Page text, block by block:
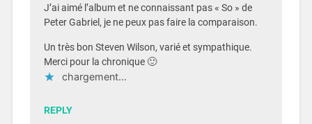
J’ai aimé l’album et ne connaissant pas « So » de
Peter Gabriel, je ne peux pas faire la comparaison.
Un très bon Steven Wilson, varié et sympathique.
Merci pour la chronique 🙂
chargement…
REPLY